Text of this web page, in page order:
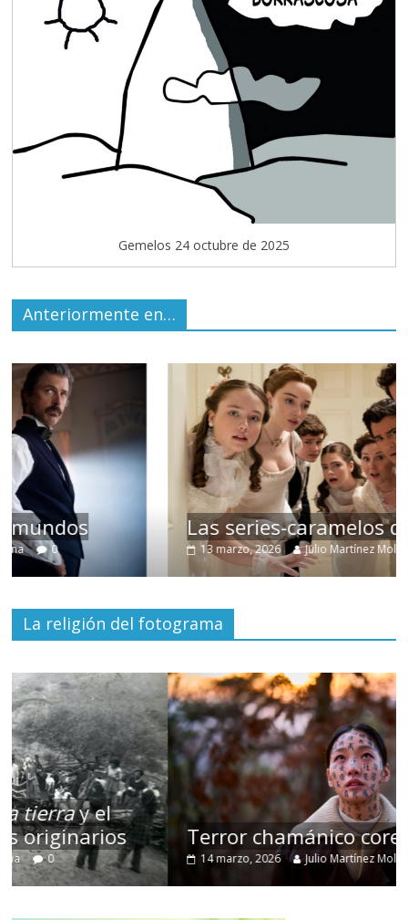
Gemelos 24 octubre de 2025
Anteriormente en…
Las series-caramelos de Shondaland
13 marzo, 2026 Julio Martínez Molina 0
La religión del fotograma
Terror chamánico coreano
14 marzo, 2026 Julio Martínez Molina 0